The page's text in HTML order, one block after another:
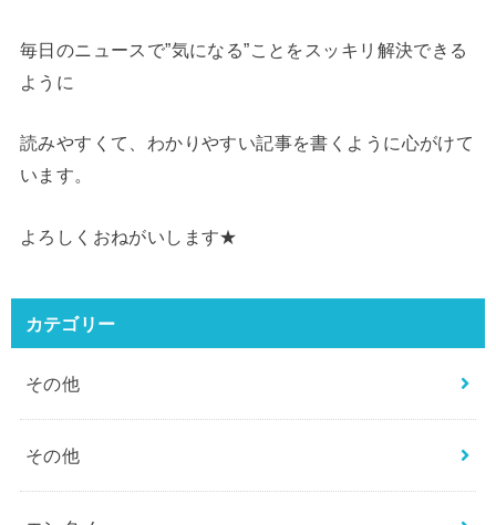
毎日のニュースで”気になる”ことをスッキリ解決できる
ように
読みやすくて、わかりやすい記事を書くように心がけて
います。
よろしくおねがいします★
カテゴリー
その他
その他